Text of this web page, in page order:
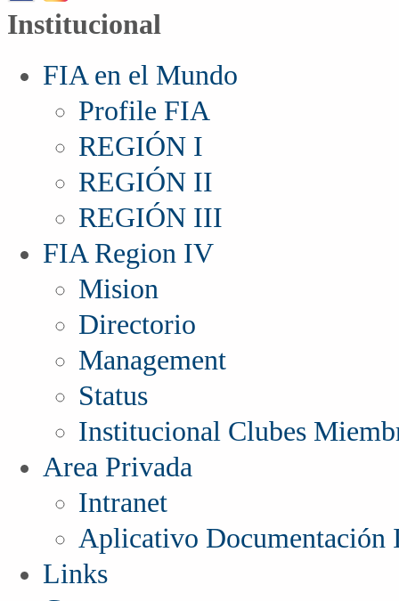
Institucional
FIA en el Mundo
Profile FIA
REGIÓN I
REGIÓN II
REGIÓN III
FIA Region IV
Mision
Directorio
Management
Status
Institucional Clubes
Area Privada
Intranet
Aplicativo Documentación
Links